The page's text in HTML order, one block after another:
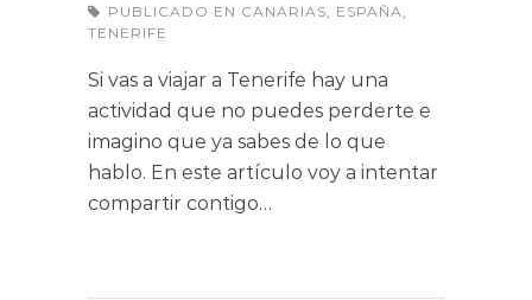
PUBLICADO EN CANARIAS ESPAÑA
TENERIFE
Si vas a viajar a Tenerife hay una
actividad que no puedes perderte e
imagino que ya sabes de lo que
hablo. En este artículo voy a intentar
compartir contigo…